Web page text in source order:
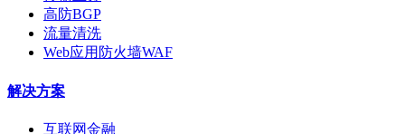
高防BGP
流量清洗
Web应用防火墙WAF
解决方案
互联网金融